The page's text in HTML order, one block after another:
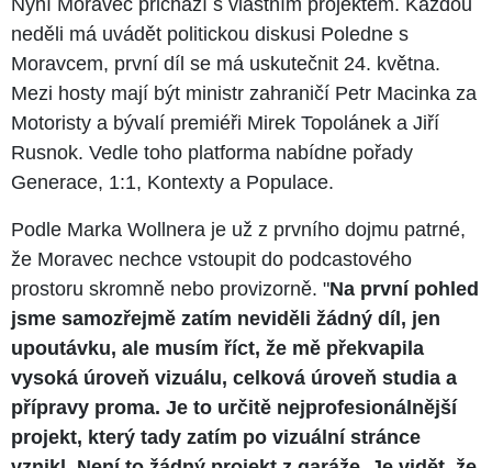
neděli má uvádět politickou diskusi Poledne s
Moravcem, první díl se má uskutečnit 24. května.
Mezi hosty mají být ministr zahraničí Petr Macinka za
Motoristy a bývalí premiéři Mirek Topolánek a Jiří
Rusnok. Vedle toho platforma nabídne pořady
Generace, 1:1, Kontexty a Populace.
Podle Marka Wollnera je už z prvního dojmu patrné,
že Moravec nechce vstoupit do podcastového
prostoru skromně nebo provizorně. "Na první pohled
jsme samozřejmě zatím neviděli žádný díl, jen
upoutávku, ale musím říct, že mě překvapila
vysoká úroveň vizuálu, celková úroveň studia a
přípravy proma. Je to určitě nejprofesionálnější
projekt, který tady zatím po vizuální stránce